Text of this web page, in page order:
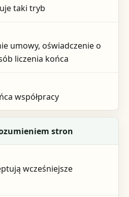
taki tryb
umowy, oświadczenie o
liczenia końca
współpracy
stron
wcześniejsze